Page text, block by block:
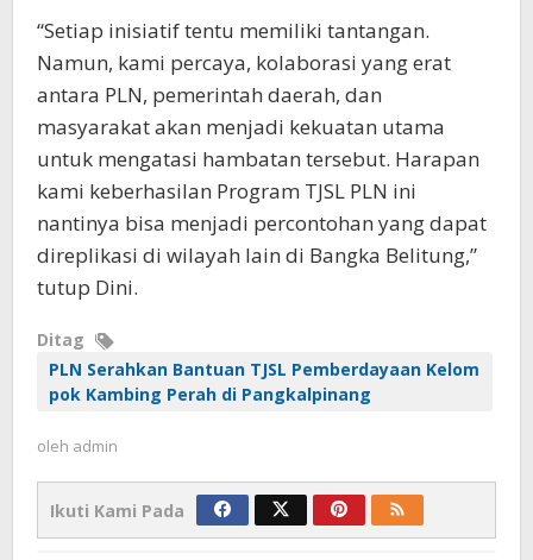
“Setiap inisiatif tentu memiliki tantangan.
Namun, kami percaya, kolaborasi yang erat
antara PLN, pemerintah daerah, dan
masyarakat akan menjadi kekuatan utama
untuk mengatasi hambatan tersebut. Harapan
kami keberhasilan Program TJSL PLN ini
nantinya bisa menjadi percontohan yang dapat
direplikasi di wilayah lain di Bangka Belitung,”
tutup Dini.
Ditag
PLN Serahkan Bantuan TJSL Pemberdayaan Kelom
pok Kambing Perah di Pangkalpinang
oleh admin
Ikuti Kami Pada